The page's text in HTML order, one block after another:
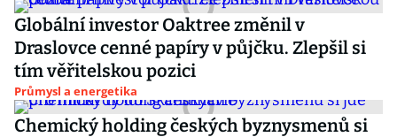
Globální investor Oaktree změnil v
Draslovce cenné papíry v půjčku. Zlepšil si
tím věřitelskou pozici
Průmysl a energetika
Chemický holding českých byznysmenů si